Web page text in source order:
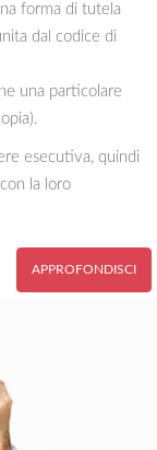
forma di tutela
dal codice di
una particolare
esecutiva, quindi
la loro
APPROFONDISCI